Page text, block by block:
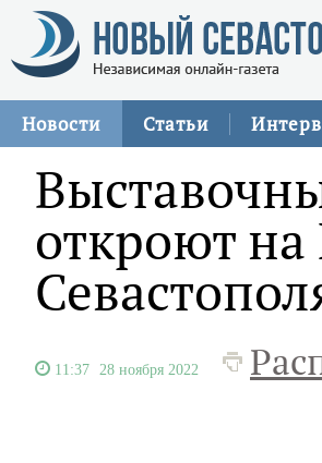
Новости Статьи
откроют
11:37 28 ноября 2022